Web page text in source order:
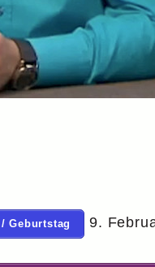
Geburtstag 9.